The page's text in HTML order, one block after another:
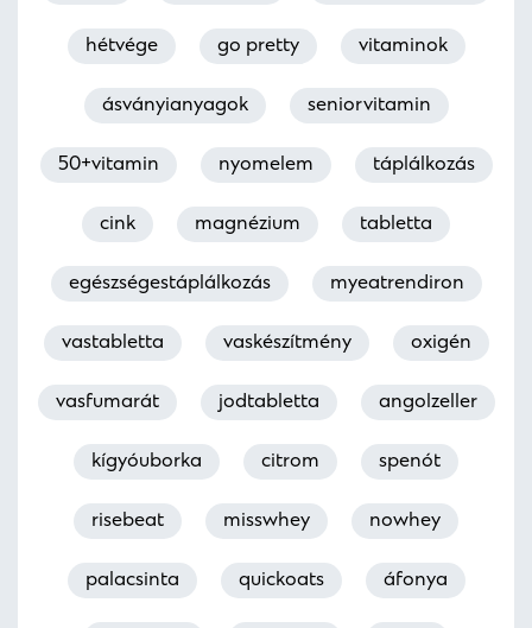
hétvége go pretty vitaminok
ásványianyagok seniorvitamin
50+vitamin nyomelem táplálkozás
cink magnézium tabletta
egészségestáplálkozás myeatrendiron
vastabletta vaskészítmény oxigén
vasfumarát jodtabletta angolzeller
kígyóuborka citrom spenót
risebeat misswhey nowhey
palacsinta quickoats áfonya